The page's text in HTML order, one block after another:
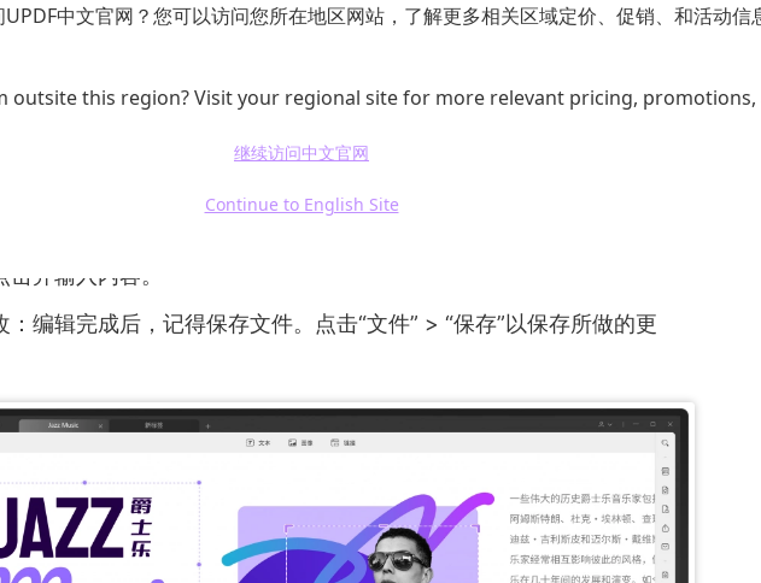
中文官网？您可以访问您所在地区网站，了解更多相关区域定价、促销、和活动信
outsite this region? Visit your regional site for more relevant pricing, promotions,
继续访问中文官网
Continue to English Site
文档：启动UPDF软件，点击“文件” > “打开”，选择需要编辑的PDF文
模式：在顶部工具栏中，找到“编辑PDF”工具，点击进入编辑模式。
：单击需要编辑的文本框，文本会被选中。这时你可以直接输入新的文
击并输入内容。
：编辑完成后，记得保存文件。点击“文件” > “保存”以保存所做的更